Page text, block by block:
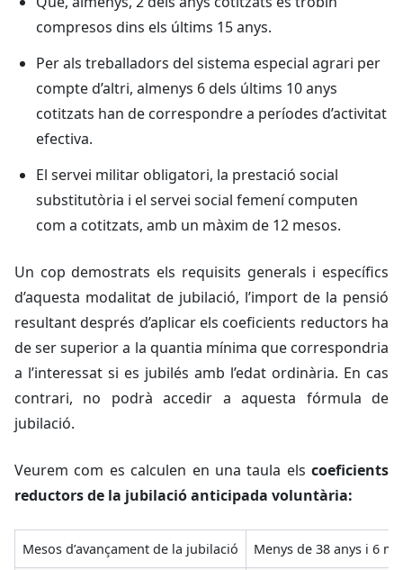
compresos dins els últims 15 anys.
Per als treballadors del sistema especial agrari per
compte d’altri, almenys 6 dels últims 10 anys
cotitzats han de correspondre a períodes d’activitat
efectiva.
El servei militar obligatori, la prestació social
substitutòria i el servei social femení computen
com a cotitzats, amb un màxim de 12 mesos.
Un cop demostrats els requisits generals i específics
d’aquesta modalitat de jubilació, l’import de la pensió
resultant després d’aplicar els coeficients reductors ha
de ser superior a la quantia mínima que correspondria
a l’interessat si es jubilés amb l’edat ordinària. En cas
contrari, no podrà accedir a aquesta fórmula de
jubilació.
Veurem com es calculen en una taula els coeficients
reductors de la jubilació anticipada voluntària:
Mesos d’avançament de la jubilació Menys de 38 anys i 6